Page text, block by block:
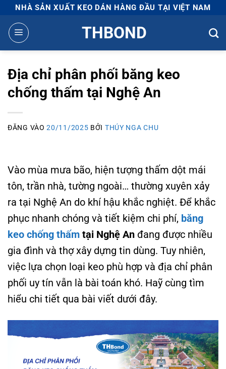
qua
nội
NHÀ SẢN XUẤT KEO DÁN HÀNG ĐẦU TẠI VIỆT NAM
THBOND
Địa chỉ phân phối băng keo
chống thấm tại Nghệ An
ĐĂNG VÀO20/11/2025 BỞI THÚY NGA CHU
Vào mùa mưa bão, hiện tượng thấm dột mái
tôn, trần nhà, tường ngoài… thường xuyên xảy
ra tại Nghệ An do khí hậu khắc nghiệt. Để khắc
phục nhanh chóng và tiết kiệm chi phí, băng
keo chống thấm tại Nghệ An đang được nhiều
gia đình và thợ xây dựng tin dùng. Tuy nhiên,
việc lựa chọn loại keo phù hợp và địa chỉ phân
phối uy tín vẫn là bài toán khó. Haỹ cùng tìm
hiểu chi tiết qua bài viết dưới đây.